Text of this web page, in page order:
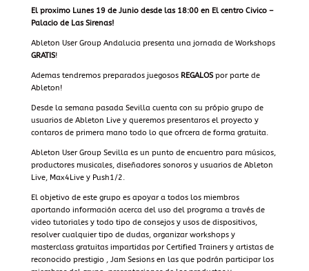
El proximo Lunes 19 de Junio desde las 18:00 en El centro Civico –
Palacio de Las Sirenas!
Ableton User Group Andalucia presenta una jornada de Workshops
GRATIS!
Ademas tendremos preparados juegosos REGALOSpor parte de
Ableton!
Desde la semana pasada Sevilla cuenta con su própio grupo de
usuarios de Ableton Live y queremos presentaros el proyecto y
contaros de primera mano todo lo que ofrcera de forma gratuita.
Ableton User Group Sevilla es un punto de encuentro para músicos,
productores musicales, diseñadores sonoros y usuarios de Ableton
Live, Max4Live y Push1/2.
El objetivo de este grupo es apoyar a todos los miembros
aportando información acerca del uso del programa a través de
video tutoriales y todo tipo de consejos y usos de dispositivos,
resolver cualquier tipo de dudas, organizar workshops y
masterclass gratuitas impartidas por Certified Trainers y artistas de
reconocido prestigio , Jam Sesions en las que podrán participar los